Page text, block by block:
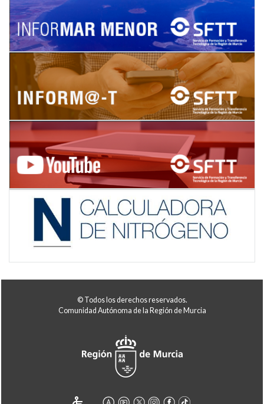
© Todos los derechos reservados.
Comunidad Autónoma de la Región de Murcia